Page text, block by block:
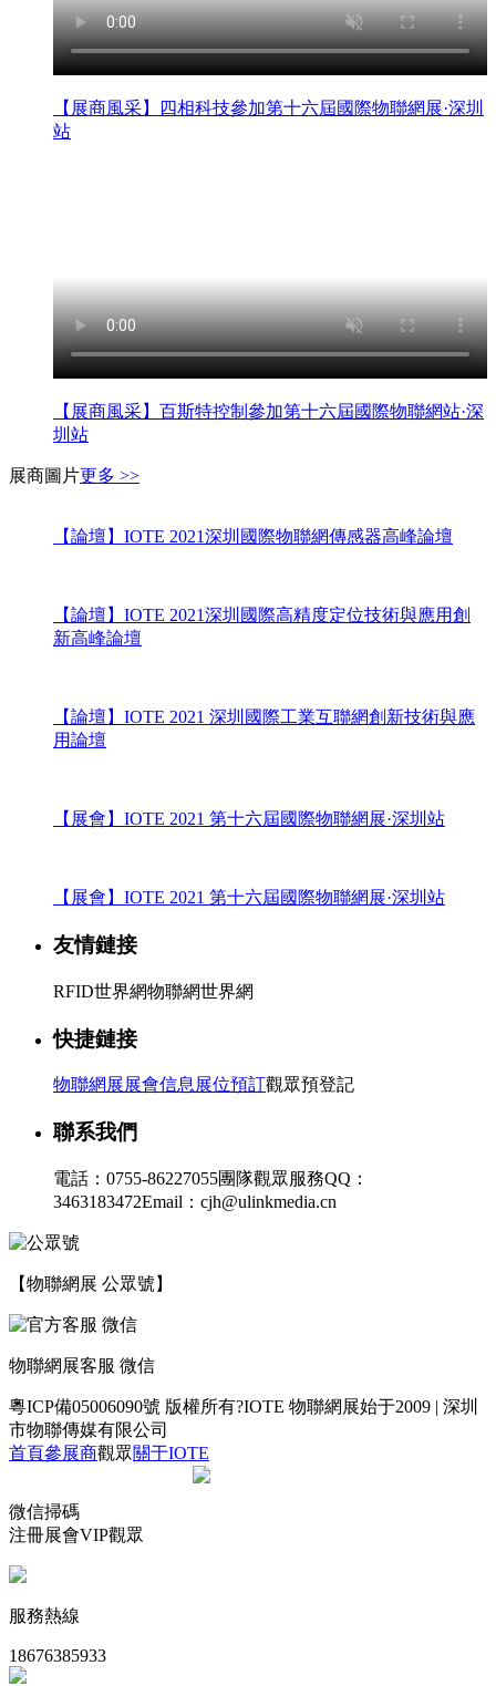
【展商風采】四相科技參加第十六屆國際物聯網展·深圳
站
【展商風采】百斯特控制參加第十六屆國際物聯網站·深
圳站
展商圖片更多 >>
【論壇】IOTE 2021深圳國際物聯網傳感器高峰論壇
【論壇】IOTE 2021深圳國際高精度定位技術與應用創
新高峰論壇
【論壇】IOTE 2021 深圳國際工業互聯網創新技術與應
用論壇
【展會】IOTE 2021 第十六屆國際物聯網展·深圳站
【展會】IOTE 2021 第十六屆國際物聯網展·深圳站
友情鏈接
RFID世界網物聯網世界網
快捷鏈接
物聯網展展會信息 展位預訂觀眾預登記
聯系我們
電話：0755-86227055團隊觀眾服務QQ：
3463183472Email：cjh@ulinkmedia.cn
【物聯網展 公眾號】
物聯網展客服 微信
粵ICP備05006090號 版權所有?IOTE 物聯網展始于2009 | 深圳
市物聯傳媒有限公司
首頁參展商觀眾關于IOTE
微信掃碼
注冊展會VIP觀眾
服務熱線
18676385933